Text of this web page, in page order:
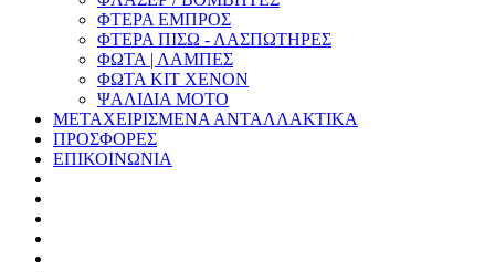
ΦΤΕΡΑ ΕΜΠΡΟΣ
ΦΤΕΡΑ ΠΙΣΩ - ΛΑΣΠΩΤΗΡΕΣ
ΦΩΤΑ | ΛΑΜΠΕΣ
ΦΩΤΑ KIT XENON
ΨΑΛΙΔΙΑ ΜΟΤΟ
ΜΕΤΑΧΕΙΡΙΣΜΕΝΑ ΑΝΤΑΛΛΑΚΤΙΚΑ
ΠΡΟΣΦΟΡΕΣ
ΕΠΙΚΟΙΝΩΝΙΑ